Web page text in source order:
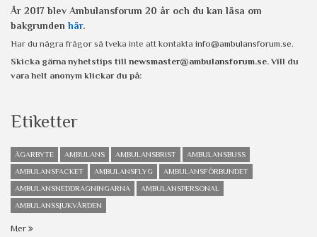
År 2017 blev Ambulansforum 20 år och du kan läsa om
bakgrunden här.
Har du några frågor så tveka inte att kontakta info@ambulansforum.se.
Skicka gärna nyhetstips till newsmaster@ambulansforum.se. Vill du
vara helt anonym klickar du på:
Etiketter
ÄGARBYTE AMBULANS AMBULANSBRIST
AMBULANSBUSS
AMBULANSFACKET
AMBULANSFLYG
AMBULANSFÖRBUNDET
AMBULANSNEDDRAGNINGARNA
AMBULANSPERSONAL
AMBULANSSJUKVÅRDEN
Mer